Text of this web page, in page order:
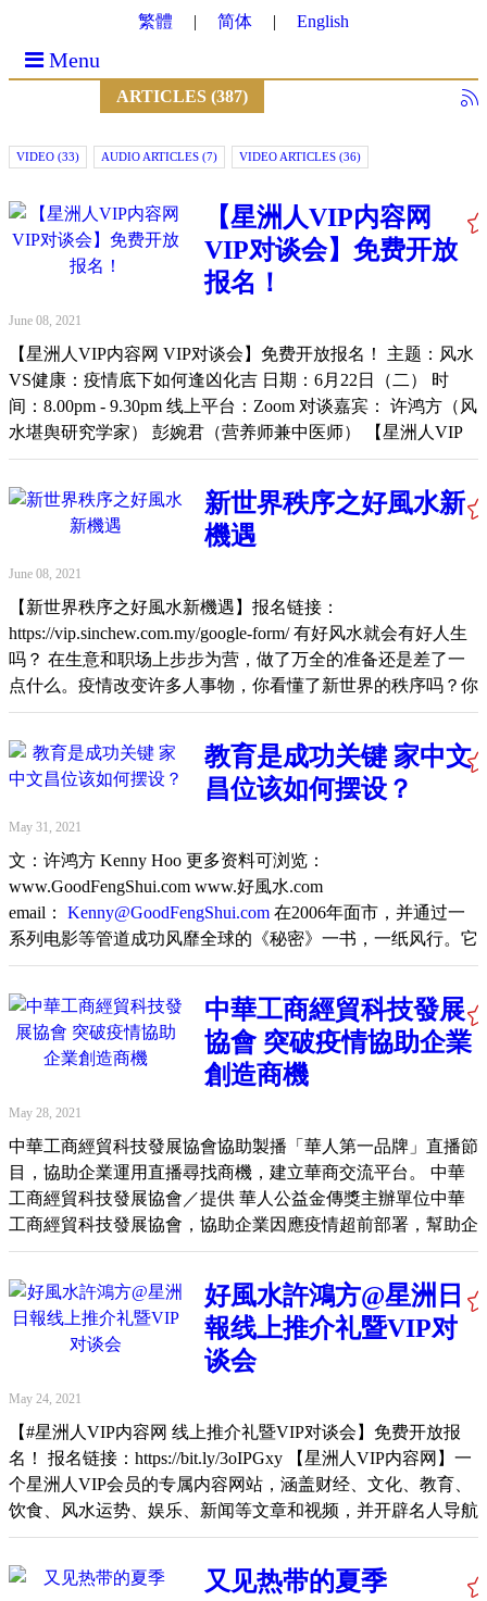
繁體 简体 English
Menu
ARTICLES (387)
VIDEO (33) AUDIO ARTICLES (7) VIDEO ARTICLES (36)
【星洲人VIP内容网
VIP对谈会】免费开放
报名！
June 08, 2021
【星洲人VIP内容网 VIP对谈会】免费开放报名！ 主题：风水
VS健康：疫情底下如何逢凶化吉 日期：6月22日（二） 时
间：8.00pm - 9.30pm 线上平台：Zoom 对谈嘉宾： 许鸿方（风
水堪舆研究学家） 彭婉君（营养师兼中医师） 【星洲人VIP
内容网】一个星洲人VIP会员的专属内容网站，涵盖财经、文
化、教育、饮食、风水运势、娱乐、新闻等文章和视频，并开
辟名人导航专区，让VIP会员在线上与各领域专才交流和提
问。 我们精选深入报道的各类专题，并且邀请各领域专家撰
员（VIP）才可阅读全文。 观看录影 Watch recorded video：
https://www.facebook.com/SinChewDaily/videos/498499134744335/
Original link: https://m.facebook.com/story.php?
story_fbid=4683022505089487&id=255057814552667
新世界秩序之好風水新
機遇
June 08, 2021
【新世界秩序之好風水新機遇】报名链接：
https://vip.sinchew.com.my/google-form/ 有好风水就会有好人生
吗？ 在生意和职场上步步为营，做了万全的准备还是差了一
点什么。疫情改变许多人事物，你看懂了新世界的秩序吗？你
的机遇在哪里？ 风水堪舆研究学家许鸿方将在线上与星洲人
VIP进行交流，主题为“新世界秩序之好风水新机遇”。参与者
得以在交流会中询问对于风水学术的疑虑。 活动将在6月12日
（星期六）3pm-4pm举行 活动仅限星洲人VIP会员参与，需预
https://vip.sinchew.com.my/ Original
link: https://m.facebook.com/story.php?
story_fbid=4708094092582328&id=255057814552667
教育是成功关键 家中文
昌位该如何摆设？
May 31, 2021
文：许鸿方 Kenny Hoo 更多资料可浏览：
www.GoodFengShui.com www.好風水.com
email： Kenny@GoodFengShui.com 在2006年面市，并通过一
系列电影等管道成功风靡全球的《秘密》一书，一纸风行。它
是以一系列、系统化的方式，教导及激励人的内在潜能，以期
在计划的时段里帮助个人从梦想达到成功。 不少友族同胞察
觉华人一般上都具有刻苦耐劳的精神，对环境的变化带有比较
强的坚韧度。华人对个人与家庭的成功有一定的要求，不少人
在各层面运用风水的效应以在成功道路上更加如虎添翼、无往
行，与“秘密”书里所模仿与提倡的思维方式相似并早已在各种
作业、生活习俗、节日庆典以及风水等运作自如，以期早日将
梦想化为事实，将厄运转化为吉气，帮助优化生活。如在每样
事情的开端，华人的无数传统习俗都在发挥着与“秘密”一样的
好习惯，好思维、期望一切梦想能够早日化为成功与快乐。
我在这期的专栏里跟大家分享一些有关风水方位的各项功能性
摆设法门，以期帮助大家在这非常时期也能增进财源、一家人
更加幸福美满！ 俗语有道，“一命、二运、三风水、四积德、
五读书“，这句话讲的其实是“改造命运之管道”。一般来说许
多人难以改变或提升先天的命，因为与个人的先天性格有关；
戚友、对事物的处理或反应有关；或通过风水的调整来吸引与
累积吉气以期提升个人与家人的运势、也能够吸引贵人来辅
助。然而以上的改变不易，有些也必须要有基本的外围与经济
条件。然而读书则能提升命运或改进生活环境条件，这是大家
都最容易办到的一环。因此不管是在中国或世界各地的华人，
世代以来皆非常注重孩子的学业，大家期望孩子们的学业佳、
往后在事业里也能够走得比较顺畅。因而文昌位是不少为人父
母者，每年极为关心的风水课题之一。 今年文昌位在东方
中華工商經貿科技發展
協會 突破疫情協助企業
創造商機
May 28, 2021
中華工商經貿科技發展協會協助製播「華人第一品牌」直播節
目，協助企業運用直播尋找商機，建立華商交流平台。 中華
工商經貿科技發展協會／提供 華人公益金傳獎主辦單位中華
工商經貿科技發展協會，協助企業因應疫情超前部署，幫助企
業在逆境中尋找機會、主動出擊，調整營運方向，改變銷售策
略及通路，讓企業聚焦需求、快速創新，特別在協會官方網站
www.icet.org.tw，以及海外最具規模的華人臉書平台-企點文化
傳媒，共同製播《華人第一品牌》直播節目，透過直播來面向
華人市場行銷推廣，形塑企業品牌形象，並開辦免費線上直播
策略，迎向後疫情時代創造商機。 《華人第一品牌》獎項大
中華推廣活動，自2006年舉辦以來，在國際媒體和中國、台灣
經貿單位支持下，肯定企業專注品牌形象的經營績效及卓越的
成就，深獲廣大華商企業支持及參與，包括台灣、馬來西亞、
新加坡、中國等知名企業都先後獲得這項獎項殊榮，以肯定其
品牌價值及形塑品牌國際形象，同時也提供一個良好的跨國際
華商平台，讓海外華人企業家相互交流，建立良性的競爭及策
略合作。 此次為協助企業因應疫情挑戰，中華工商經貿科技
好風水許鴻方@星洲日
報线上推介礼暨VIP对
谈会
May 24, 2021
【#星洲人VIP内容网 线上推介礼暨VIP对谈会】免费开放报
名！ 报名链接：https://bit.ly/3oIPGxy 【星洲人VIP内容网】一
个星洲人VIP会员的专属内容网站，涵盖财经、文化、教育、
饮食、风水运势、娱乐、新闻等文章和视频，并开辟名人导航
专区，让VIP会员在线上与各领域专才交流和提问。 我们精选
深入报道的各类专题，并且邀请各领域专家撰写精辟专栏，为
读者打造具广度和深度的优质内容平台。网站中许多文章有阅
又见热带的夏季